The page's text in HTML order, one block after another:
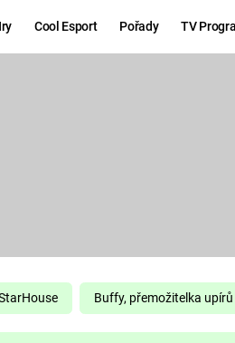
Cool Esport Pořady TV
Buffy, přemožitelka upírů